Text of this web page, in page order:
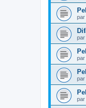
par
par
par
par
par